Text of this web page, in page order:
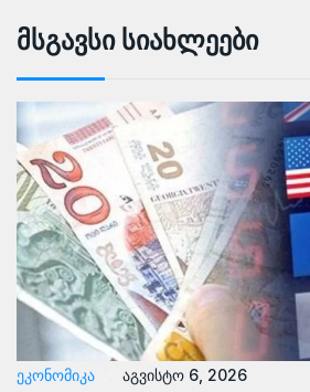
Მსგავსი Სიახლეები
ᲔᲙᲝᲜᲝᲛᲘᲙᲐ აგვისტო 6, 2026